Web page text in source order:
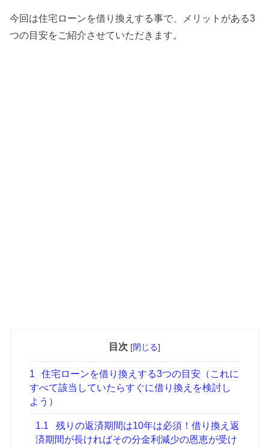
今回は住宅ローンを借り換えする事で、メリットがある3
つの目安をご紹介させていただきます。
目次 [閉じる]
1
住宅ローンを借り換えする3つの目安（これに
すべて該当していたらすぐに借り換えを検討し
よう）
1.1
残りの返済期間は10年は必須！借り換え返
済期間が長ければその分金利減少の恩恵が受け